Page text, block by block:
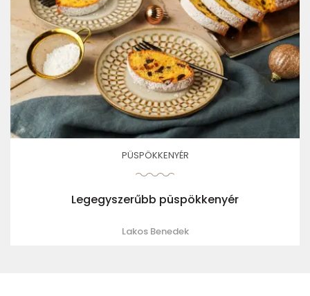
PÜSPÖKKENYÉR
Legegyszerűbb püspökkenyér
Lakos Benedek